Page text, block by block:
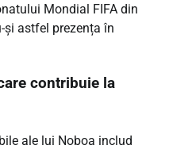
Mondial FIFA din
astfel prezența în
contribuie la
ale lui Noboa includ